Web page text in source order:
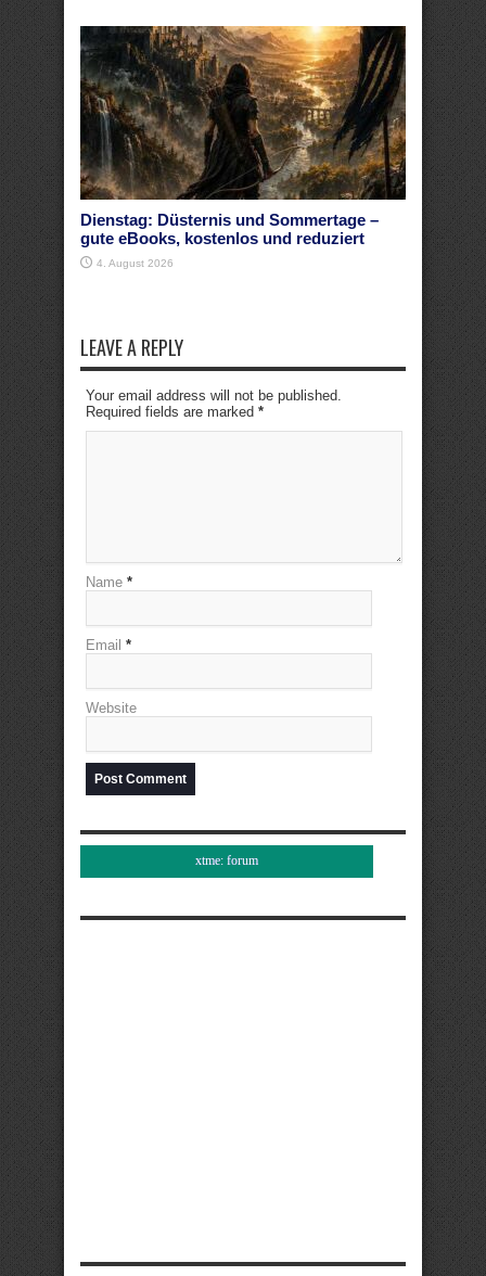
Dienstag: Düsternis und Sommertage –
gute eBooks, kostenlos und reduziert
4. August 2026
LEAVE A REPLY
Your email address will not be published.
Required fields are marked *
Name *
Email *
Website
xtme: forum